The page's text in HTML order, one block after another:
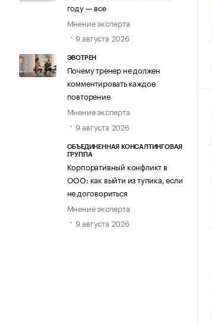
году — все
Мнение эксперта
9 августа 2026
ЭВОТРЕН
Почему тренер не должен
комментировать каждое
повторение
Мнение эксперта
9 августа 2026
ОБЪЕДИНЕННАЯ КОНСАЛТИНГОВАЯ
ГРУППА
Корпоративный конфликт в
ООО: как выйти из тупика, если
не договориться
Мнение эксперта
9 августа 2026